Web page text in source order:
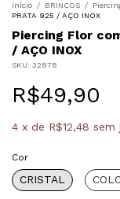
Início / BRINCOS /
PRATA 925 / AÇO INOX
Piercing Flor
/ AÇO INOX
SKU: 32878
R$49,90
4 x de R$12,48 sem
Cor
CRISTAL